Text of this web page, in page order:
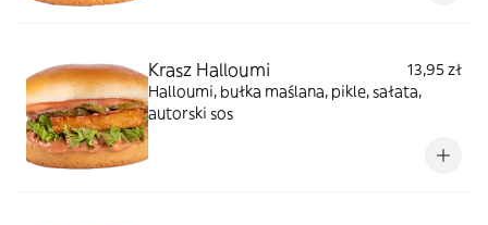
Krasz Halloumi
13,95 zł
Halloumi, bułka maślana, pikle, sałata,
autorski sos